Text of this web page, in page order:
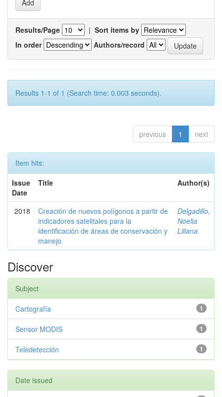
Results/Page | Sort items by
In order
Authors/record
Results 1-1 of 1 (Search time: 0.003 seconds).
previous 1 next
Item hits:
Issue
Date
Title Author(s)
2018
Creación de nuevos polígonos a partir de
indicadores satelitales para la
identificación de áreas de conservación y
manejo
Delgadillo,
Noelia
Liliana
Discover
Subject
1
Cartografía
1
Sensor MODIS
1
Teledetección
Date issued